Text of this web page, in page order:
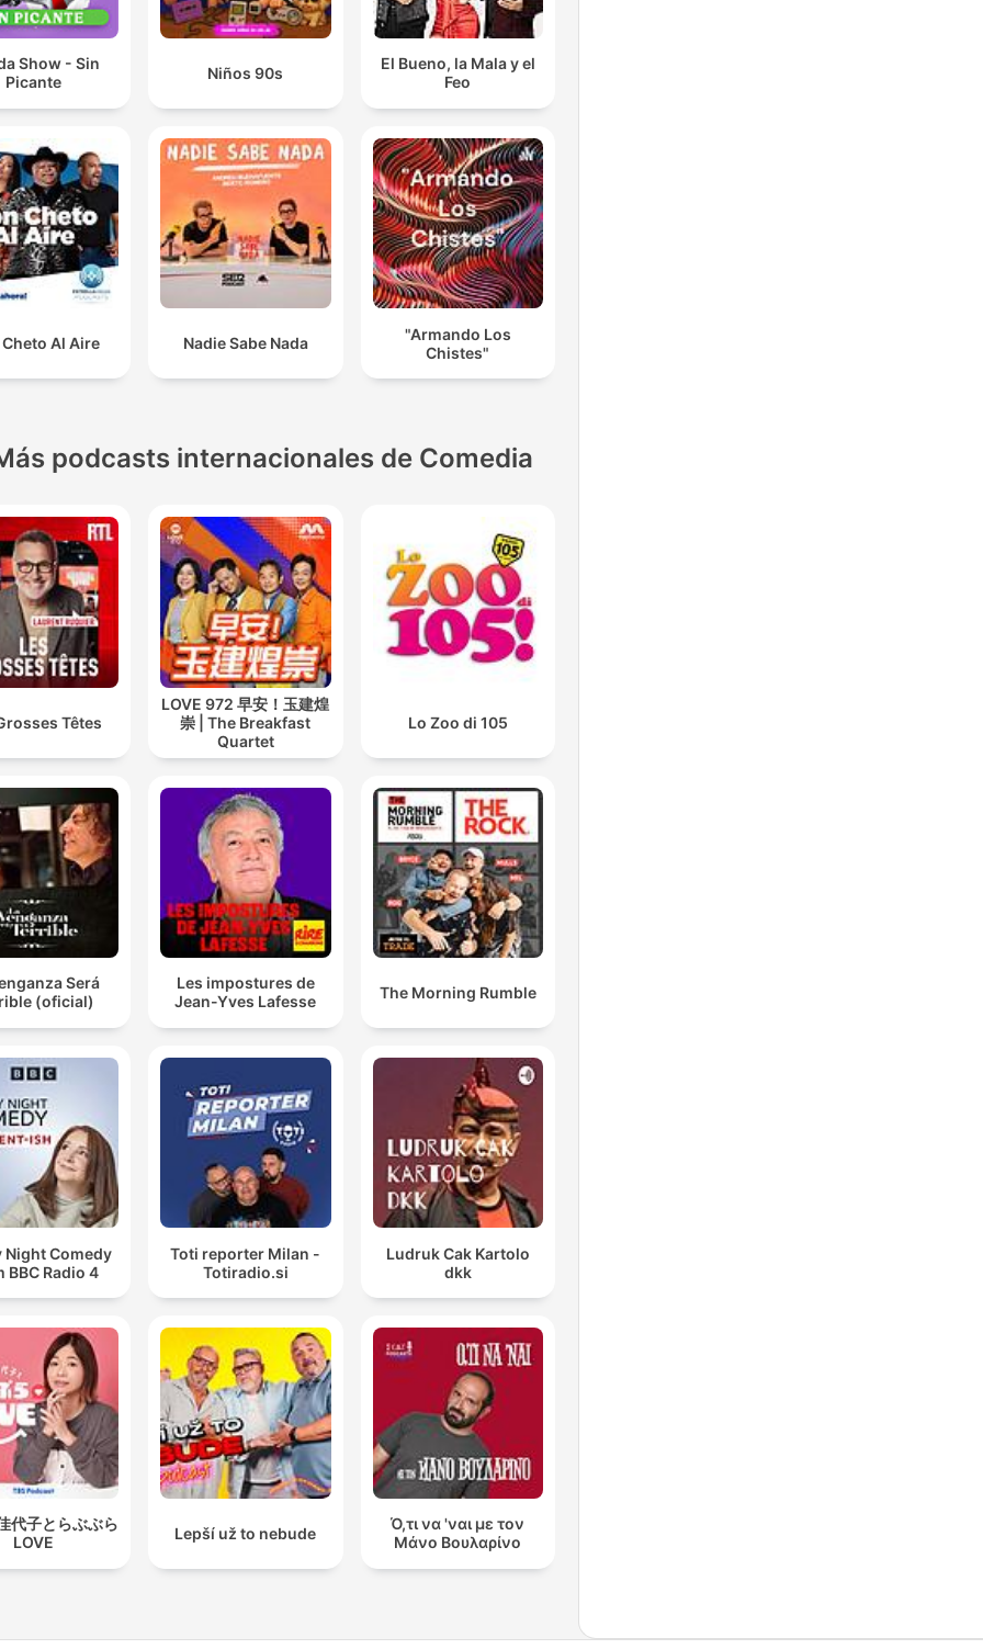
Show - Sin
Picante
Niños 90s
El Bueno, la Mala y el
Feo
Al Aire Nadie Sabe Nada
"Armando Los
Chistes"
podcasts internacionales de Comedia
Têtes
LOVE 972 早安！玉建煌
崇 | The Breakfast
Quartet
Lo Zoo di 105
Será
(oficial)
Les impostures de
Jean-Yves Lafesse
The Morning Rumble
Night Comedy
BBC Radio 4
Toti reporter Milan -
Totiradio.si
Ludruk Cak Kartolo
dkk
代子とらぶぶら
LOVE
Lepší už to nebude
Ό,τι να 'ναι με τον
Μάνο Βουλαρίνο